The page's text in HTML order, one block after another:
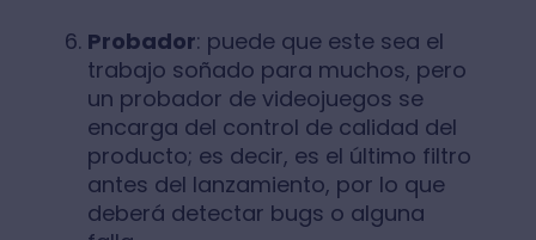
Probador: puede que este sea el
trabajo soñado para muchos, pero
un probador de videojuegos se
encarga del control de calidad del
producto; es decir, es el último filtro
antes del lanzamiento, por lo que
deberá detectar bugs o alguna